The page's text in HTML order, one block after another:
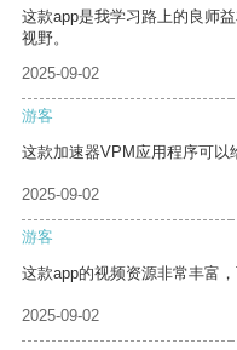
这款app是我学习路上的良师
视野。
2025-09-02
游客
这款加速器VPM应用程序可以
2025-09-02
游客
这款app的视频资源非常丰富
2025-09-02